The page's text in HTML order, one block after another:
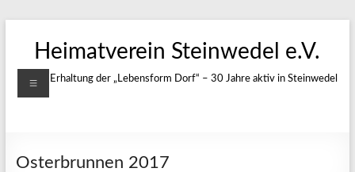
Inhalt
springenHeimatverein Steinwedel e.V.
Für die Erhaltung der „Lebensform Dorf“ – 30 Jahre aktiv in Steinwedel
Menü
Osterbrunnen 2017